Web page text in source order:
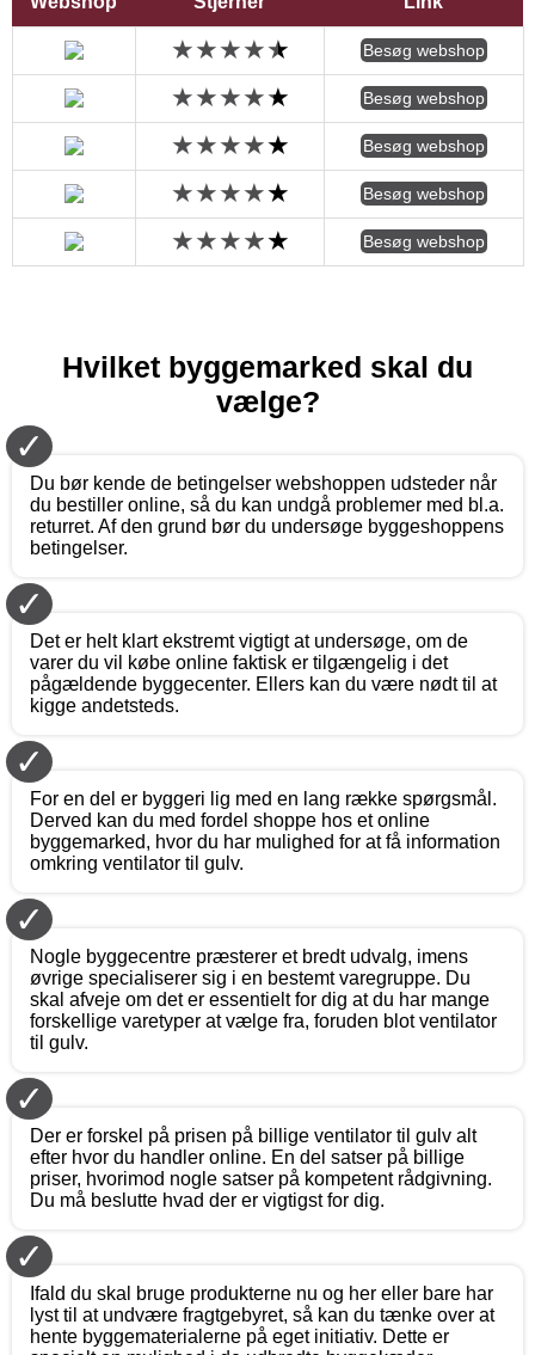
Besøg webshop
Besøg webshop
Besøg webshop
Besøg webshop
Besøg webshop
Hvilket byggemarked skal du
vælge?
✓
Du bør kende de betingelser webshoppen udsteder når
du bestiller online, så du kan undgå problemer med bl.a.
returret. Af den grund bør du undersøge byggeshoppens
betingelser.
✓
Det er helt klart ekstremt vigtigt at undersøge, om de
varer du vil købe online faktisk er tilgængelig i det
pågældende byggecenter. Ellers kan du være nødt til at
kigge andetsteds.
✓
For en del er byggeri lig med en lang række spørgsmål.
Derved kan du med fordel shoppe hos et online
byggemarked, hvor du har mulighed for at få information
omkring ventilator til gulv.
✓
Nogle byggecentre præsterer et bredt udvalg, imens
øvrige specialiserer sig i en bestemt varegruppe. Du
skal afveje om det er essentielt for dig at du har mange
forskellige varetyper at vælge fra, foruden blot ventilator
til gulv.
✓
Der er forskel på prisen på billige ventilator til gulv alt
efter hvor du handler online. En del satser på billige
priser, hvorimod nogle satser på kompetent rådgivning.
Du må beslutte hvad der er vigtigst for dig.
✓
Ifald du skal bruge produkterne nu og her eller bare har
lyst til at undvære fragtgebyret, så kan du tænke over at
hente byggematerialerne på eget initiativ. Dette er